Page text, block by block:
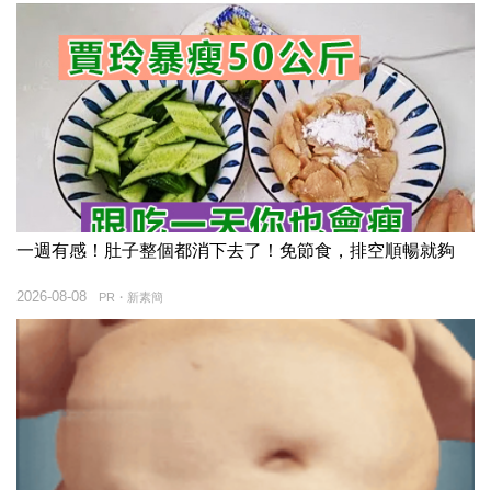
一週有感！肚子整個都消下去了！免節食，排空順暢就夠
PR・新素簡
2026-08-08